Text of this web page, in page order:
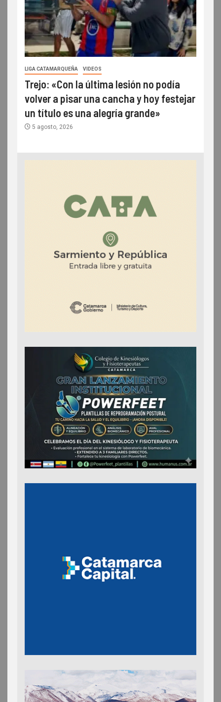
LIGA CATAMARQUEÑA VIDEOS
Trejo: «Con la última lesión no podía
volver a pisar una cancha y hoy festejar
un título es una alegría grande»
5 agosto, 2026